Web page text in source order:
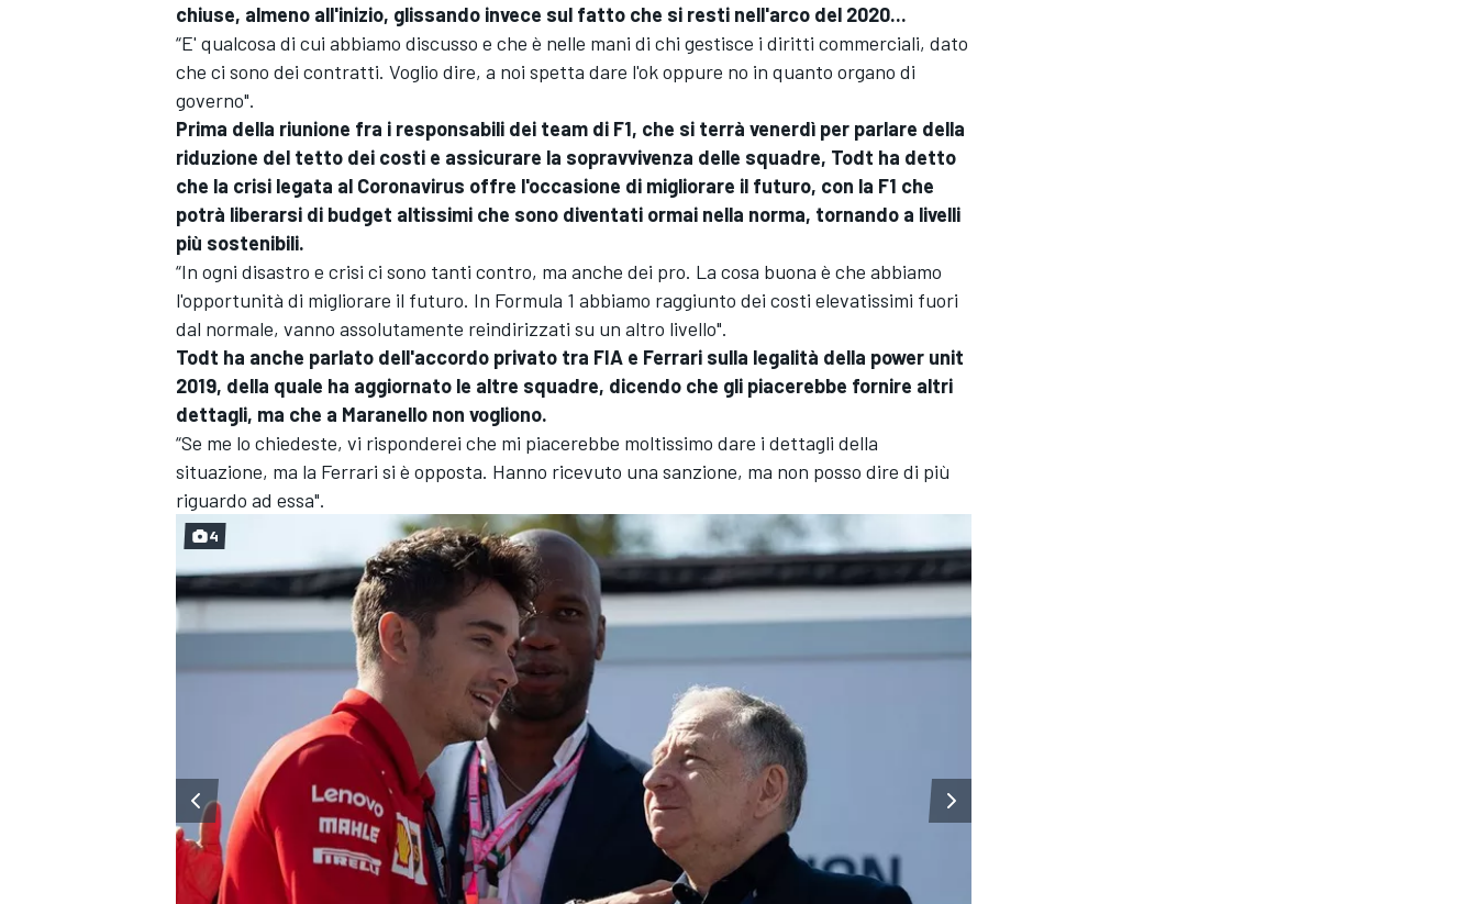
ENDURANCE/GT
MONOMARCA
chiuse, almeno all'inizio, glissando invece sul fatto che si resti nell'arco del 2020...
“E' qualcosa di cui abbiamo discusso e che è nelle mani di chi gestisce i diritti commerciali, dato
che ci sono dei contratti. Voglio dire, a noi spetta dare l'ok oppure no in quanto organo di
governo".
Prima della riunione fra i responsabili dei team di F1, che si terrà venerdì per parlare della
riduzione del tetto dei costi e assicurare la sopravvivenza delle squadre, Todt ha detto
che la crisi legata al Coronavirus offre l'occasione di migliorare il futuro, con la F1 che
potrà liberarsi di budget altissimi che sono diventati ormai nella norma, tornando a livelli
più sostenibili.
“In ogni disastro e crisi ci sono tanti contro, ma anche dei pro. La cosa buona è che abbiamo
l'opportunità di migliorare il futuro. In Formula 1 abbiamo raggiunto dei costi elevatissimi fuori
dal normale, vanno assolutamente reindirizzati su un altro livello".
Todt ha anche parlato dell'accordo privato tra FIA e Ferrari sulla legalità della power unit
2019, della quale ha aggiornato le altre squadre, dicendo che gli piacerebbe fornire altri
dettagli, ma che a Maranello non vogliono.
“Se me lo chiedeste, vi risponderei che mi piacerebbe moltissimo dare i dettagli della
situazione, ma la Ferrari si è opposta. Hanno ricevuto una sanzione, ma non posso dire di più
riguardo ad essa".
4